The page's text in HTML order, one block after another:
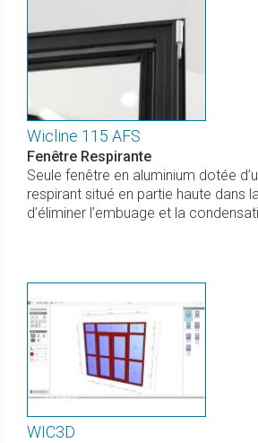
Wicline 115 AFS
Fenêtre Respirante
Seule fenêtre en aluminium dotée
respirant situé en partie haute dans
d’éliminer l’embuage et la
WIC3D